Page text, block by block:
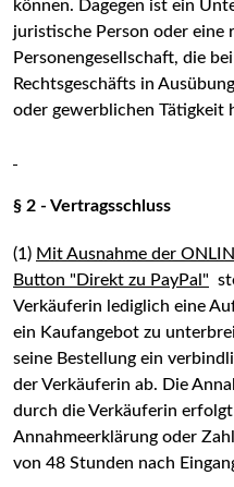
können. Dagegen ist ein
juristische Person oder eine
Personengesellschaft, die
Rechtsgeschäfts in
oder gewerblichen Tätigkeit
§ 2 - Vertragsschluss
(1) Mit Ausnahme der
Button "Direkt zu PayPal"
Verkäuferin lediglich eine
ein Kaufangebot zu
seine Bestellung ein
der Verkäuferin ab. Die
durch die Verkäuferin
Annahmeerklärung oder
von 48 Stunden nach